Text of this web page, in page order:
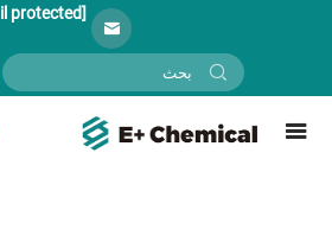
[email protected]